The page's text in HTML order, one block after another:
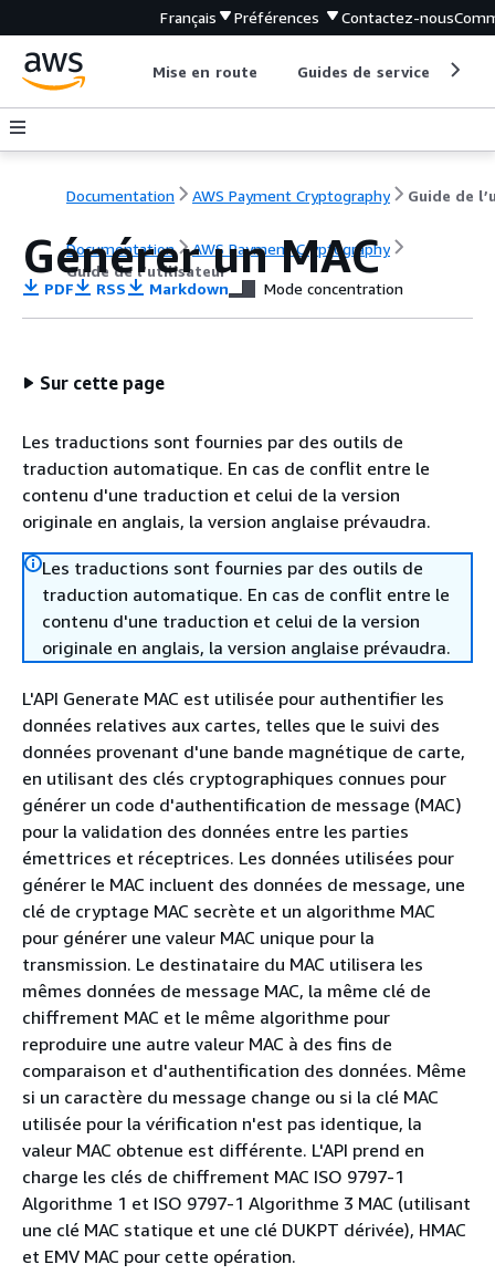
Français Préférences Contactez-nous
Mise en route Guides de service
Documentation AWS Payment Cryptography
Documentation
AWS Payment Cryptography
Guide de l’utilisateur
Générer un MAC
PDF RSS Markdown Mode concentration
Sur cette page
Les traductions sont fournies par des outils de
traduction automatique. En cas de conflit entre le
contenu d'une traduction et celui de la version
originale en anglais, la version anglaise prévaudra.
Les traductions sont fournies par des outils de
traduction automatique. En cas de conflit entre le
contenu d'une traduction et celui de la version
originale en anglais, la version anglaise prévaudra.
L'API Generate MAC est utilisée pour authentifier les
données relatives aux cartes, telles que le suivi des
données provenant d'une bande magnétique de carte,
en utilisant des clés cryptographiques connues pour
générer un code d'authentification de message (MAC)
pour la validation des données entre les parties
émettrices et réceptrices. Les données utilisées pour
générer le MAC incluent des données de message, une
clé de cryptage MAC secrète et un algorithme MAC
pour générer une valeur MAC unique pour la
transmission. Le destinataire du MAC utilisera les
mêmes données de message MAC, la même clé de
chiffrement MAC et le même algorithme pour
reproduire une autre valeur MAC à des fins de
comparaison et d'authentification des données. Même
si un caractère du message change ou si la clé MAC
utilisée pour la vérification n'est pas identique, la
valeur MAC obtenue est différente. L'API prend en
charge les clés de chiffrement MAC ISO 9797-1
Algorithme 1 et ISO 9797-1 Algorithme 3 MAC (utilisant
une clé MAC statique et une clé DUKPT dérivée), HMAC
et EMV MAC pour cette opération.